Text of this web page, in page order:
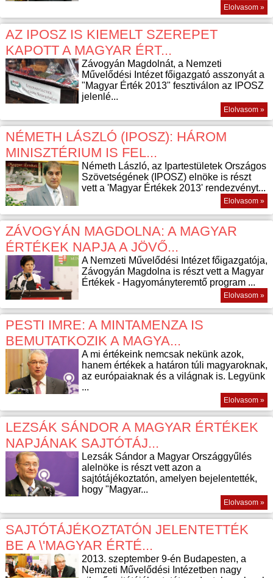
Elolvasom »
AZ IPOSZ IS KIEMELT SZEREPET
KAPOTT A MAGYAR ÉRT...
Závogyán Magdolnát, a Nemzeti
Művelődési Intézet főigazgató asszonyát a
"Magyar Érték 2013" fesztiválon az IPOSZ
jelenlé...
Elolvasom »
NÉMETH LÁSZLÓ (IPOSZ): HÁROM
MINISZTÉRIUM IS FEL...
Németh László, az Ipartestületek Országos
Szövetségének (IPOSZ) elnöke is részt
vett a 'Magyar Értékek 2013' rendezvényt...
Elolvasom »
ZÁVOGYÁN MAGDOLNA: A MAGYAR
ÉRTÉKEK NAPJA A JÖVŐ...
A Nemzeti Művelődési Intézet főigazgatója,
Závogyán Magdolna is részt vett a Magyar
Értékek - Hagyományteremtő program ...
Elolvasom »
PESTI IMRE: A MINTAMENZA IS
BEMUTATKOZIK A MAGYA...
A mi értékeink nemcsak nekünk azok,
hanem értékek a határon túli magyaroknak,
az európaiaknak és a világnak is. Legyünk
...
Elolvasom »
LEZSÁK SÁNDOR A MAGYAR ÉRTÉKEK
NAPJÁNAK SAJTÓTÁJ...
Lezsák Sándor a Magyar Országgyűlés
alelnöke is részt vett azon a
sajtótájékoztatón, amelyen bejelentették,
hogy "Magyar...
Elolvasom »
SAJTÓTÁJÉKOZTATÓN JELENTETTÉK
BE A \'MAGYAR ÉRTÉ...
2013. szeptember 9-én Budapesten, a
Nemzeti Művelődési Intézetben nagy